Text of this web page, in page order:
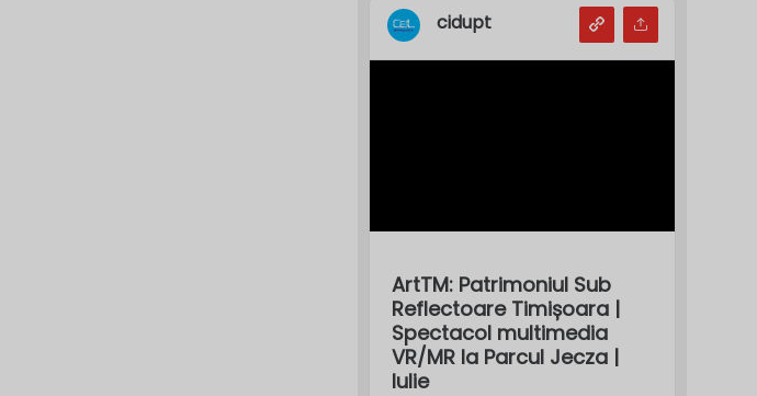
cidupt
ArtTM: Patrimoniul Sub
Reflectoare Timișoara |
Spectacol multimedia
VR/MR la Parcul Jecza |
Iulie